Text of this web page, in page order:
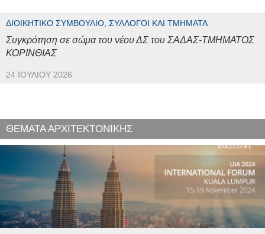
ΔΙΟΙΚΗΤΙΚΌ ΣΥΜΒΟΎΛΙΟ, ΣΎΛΛΟΓΟΙ ΚΑΙ ΤΜΉΜΑΤΑ
Συγκρότηση σε σώμα του νέου ΔΣ του ΣΑΔΑΣ-ΤΜΗΜΑΤΟΣ
ΚΟΡΙΝΘΙΑΣ
24 ΙΟΥΛΊΟΥ 2026
ΘΕΜΑΤΑ ΑΡΧΙΤΕΚΤΟΝΙΚΗΣ